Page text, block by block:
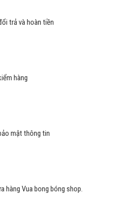
trả và hoàn tiền
hàng
mật thông tin
hàng Vua bong bóng shop.